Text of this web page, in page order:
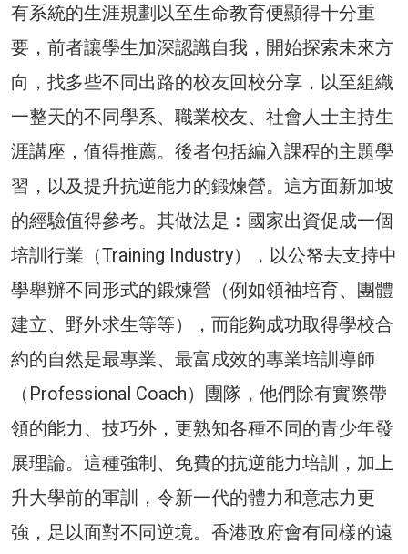
有系統的生涯規劃以至生命教育便顯得十分重
要，前者讓學生加深認識自我，開始探索未來方
向，找多些不同出路的校友回校分享，以至組織
一整天的不同學系、職業校友、社會人士主持生
涯講座，值得推薦。後者包括編入課程的主題學
習，以及提升抗逆能力的鍛煉營。這方面新加坡
的經驗值得參考。其做法是︰國家出資促成一個
培訓行業（Training Industry），以公帑去支持中
學舉辦不同形式的鍛煉營（例如領袖培育、團體
建立、野外求生等等），而能夠成功取得學校合
約的自然是最專業、最富成效的專業培訓導師
（Professional Coach）團隊，他們除有實際帶
領的能力、技巧外，更熟知各種不同的青少年發
展理論。這種強制、免費的抗逆能力培訓，加上
升大學前的軍訓，令新一代的體力和意志力更
強，足以面對不同逆境。香港政府會有同樣的遠